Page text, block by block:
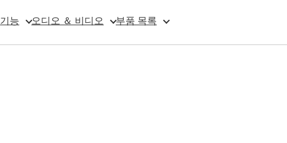
기능 오디오 ＆ 비디오 부품 목록